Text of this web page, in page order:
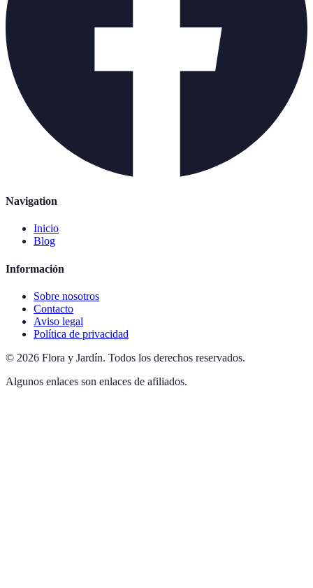
Navigation
Inicio
Blog
Información
Sobre nosotros
Contacto
Aviso legal
Política de privacidad
© 2026 Flora y Jardín. Todos los derechos reservados.
Algunos enlaces son enlaces de afiliados.